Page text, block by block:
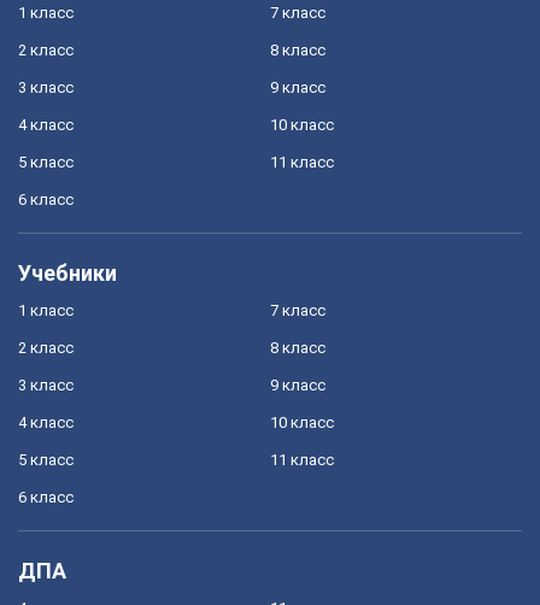
1 класс
2 класс
3 класс
4 класс
5 класс
6 класс
7 класс
8 класс
9 класс
10 класс
11 класс
Учебники
1 класс
2 класс
3 класс
4 класс
5 класс
6 класс
7 класс
8 класс
9 класс
10 класс
11 класс
ДПА